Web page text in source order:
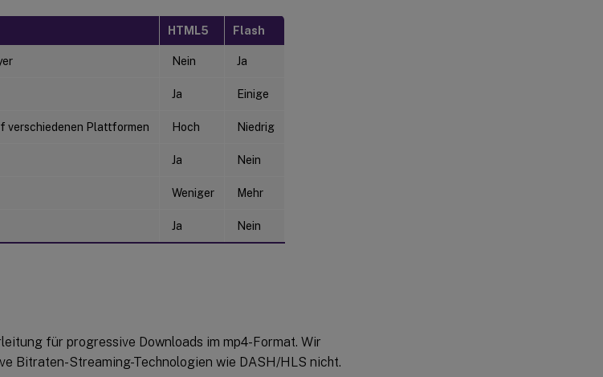
HTML5 Flash
Nein Ja
Ja Einige
verschiedenen Plattformen Hoch Niedrig
Ja Nein
Weniger Mehr
Ja Nein
für progressive Downloads im mp4-Format. Wir
Bitraten-Streaming-Technologien wie DASH/HLS nicht.